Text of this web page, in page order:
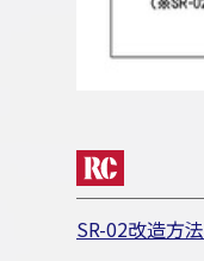
SR-02改造方法